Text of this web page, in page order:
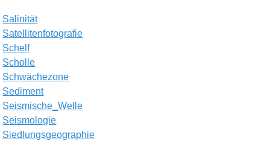
Salinität
Satellitenfotografie
Schelf
Scholle
Schwächezone
Sediment
Seismische_Welle
Seismologie
Siedlungsgeographie